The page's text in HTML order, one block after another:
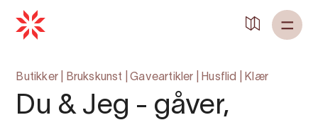
Butikker Brukskunst |Gaveartikler Husflid Klær
Du & Jeg - gåver,